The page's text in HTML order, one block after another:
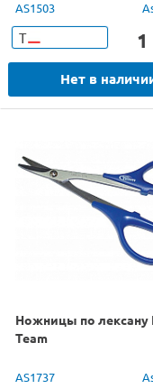
AS1503
Т 1
Нет в
Ножницы по лексану
Team
AS1737